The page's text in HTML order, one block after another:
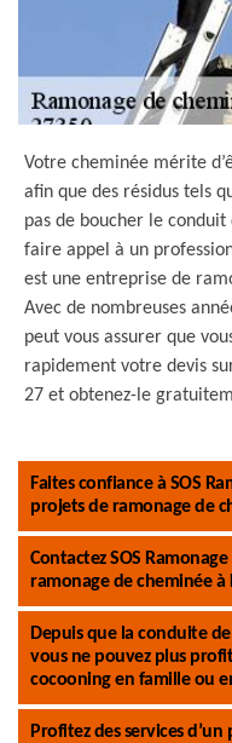
Votre cheminée mérite
afin que des résidus tels
pas de boucher le
faire appel à un
est une entreprise de
Avec de nombreuses
peut vous assurer que
rapidement votre devis
27 et obtenez-le
Faites confiance à SOS
projets de ramonage de
Contactez SOS
ramonage de cheminée à
Depuis que la conduite
vous ne pouvez plus
cocooning en famille ou
Profitez des services